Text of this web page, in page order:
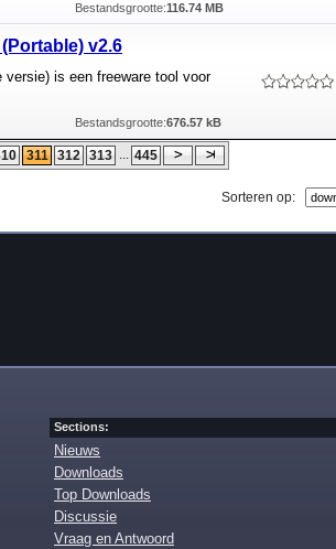
Bestandsgrootte:116.74 MB
v2.6
versie) is een freeware tool voor
Bestandsgrootte:676.57 kB
311 312 313 ... 445
Sorteren op:
Sections:
Nieuws
Downloads
Top Downloads
Discussie
Vraag en Antwoord